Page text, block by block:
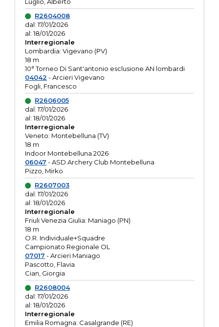
R2604008
dal: 17/01/2026
al: 18/01/2026
Interregionale
Lombardia: Vigevano (PV)
18 m
10° Torneo Di Sant'antonio esclusione AN lombardi
04042 - Arcieri Vigevano
Fogli, Francesco
R2606005
dal: 17/01/2026
al: 18/01/2026
Interregionale
Veneto: Montebelluna (TV)
18 m
Indoor Montebelluna 2026
06047 - ASD Archery Club Montebelluna
Pizzo, Mirko
R2607003
dal: 17/01/2026
al: 18/01/2026
Interregionale
Friuli Venezia Giulia: Maniago (PN)
18 m
O.R. Individuale+Squadre
Campionato Regionale OL
07017 - Arcieri Maniago
Pascotto, Flavia
Cian, Giorgia
R2608004
dal: 17/01/2026
al: 18/01/2026
Interregionale
Emilia Romagna: Casalgrande (RE)